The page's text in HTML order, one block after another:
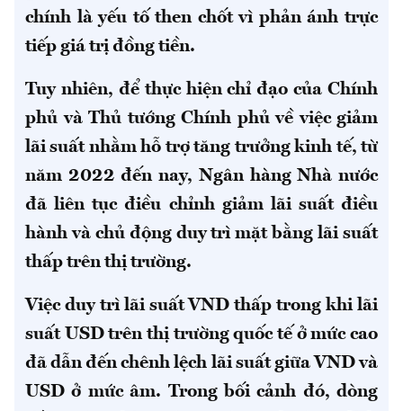
chính là yếu tố then chốt vì phản ánh trực
tiếp giá trị đồng tiền.
Tuy nhiên, để thực hiện chỉ đạo của Chính
phủ và Thủ tướng Chính phủ về việc giảm
lãi suất nhằm hỗ trợ tăng trưởng kinh tế, từ
năm 2022 đến nay, Ngân hàng Nhà nước
đã liên tục điều chỉnh giảm lãi suất điều
hành và chủ động duy trì mặt bằng lãi suất
thấp trên thị trường.
Việc duy trì lãi suất VND thấp trong khi lãi
suất USD trên thị trường quốc tế ở mức cao
đã dẫn đến chênh lệch lãi suất giữa VND và
USD ở mức âm. Trong bối cảnh đó, dòng